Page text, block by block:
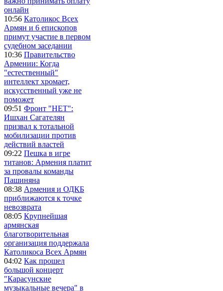
онлайн
10:56 Католикос Всех
Армян и 6 епископов
примут участие в первом
судебном заседании
10:36 Правительство
Армении: Когда
"естественный"
интеллект хромает,
искусственный уже не
поможет
09:51 Фронт "НЕТ":
Ишхан Сагателян
призвал к тотальной
мобилизации против
действий властей
09:22 Пешка в игре
титанов: Армения платит
за провалы команды
Пашиняна
08:38 Армения и ОДКБ
приближаются к точке
невозврата
08:05 Крупнейшая
армянская
благотворительная
организация поддержала
Католикоса Всех Армян
04:02 Как прошел
большой концерт
"Карасунские
музыкальные вечера" в